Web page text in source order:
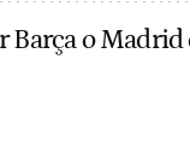
Barça o